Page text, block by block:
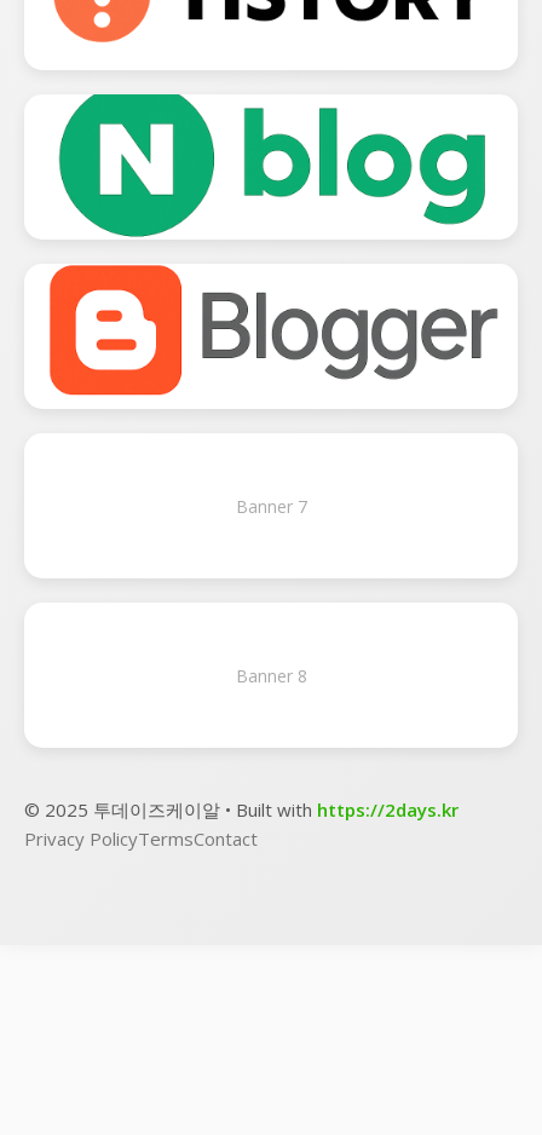
Banner 7
Banner 8
© 2025 투데이즈케이알 • Built with https://2days.kr
Privacy PolicyTermsContact